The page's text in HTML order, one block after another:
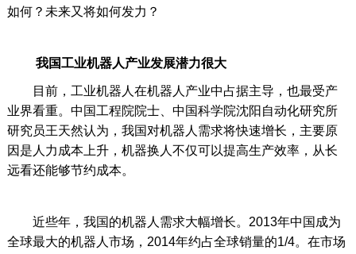
如何？未来又将如何发力？
我国工业机器人产业发展潜力很大
目前，工业机器人在机器人产业中占据主导，也最受产
业界看重。中国工程院院士、中国科学院沈阳自动化研究所
研究员王天然认为，我国对机器人需求将快速增长，主要原
因是人力成本上升，机器换人不仅可以提高生产效率，从长
远看还能够节约成本。
近些年，我国的机器人需求大幅增长。2013年中国成为
全球最大的机器人市场，2014年约占全球销量的1/4。在市场